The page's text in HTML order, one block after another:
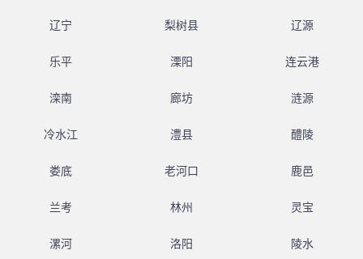
辽宁 梨树县 辽源
乐平 溧阳 连云港
滦南 廊坊 涟源
冷水江 澧县 醴陵
娄底 老河口 鹿邑
兰考 林州 灵宝
漯河 洛阳 陵水